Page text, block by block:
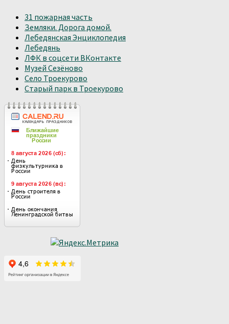
31 пожарная часть
Земляки. Дорога домой.
Лебедянская Энциклопедия
Лебедянь
ЛФК в соцсети ВКонтакте
Музей Сезёново
Село Троекурово
Старый парк в Троекурово